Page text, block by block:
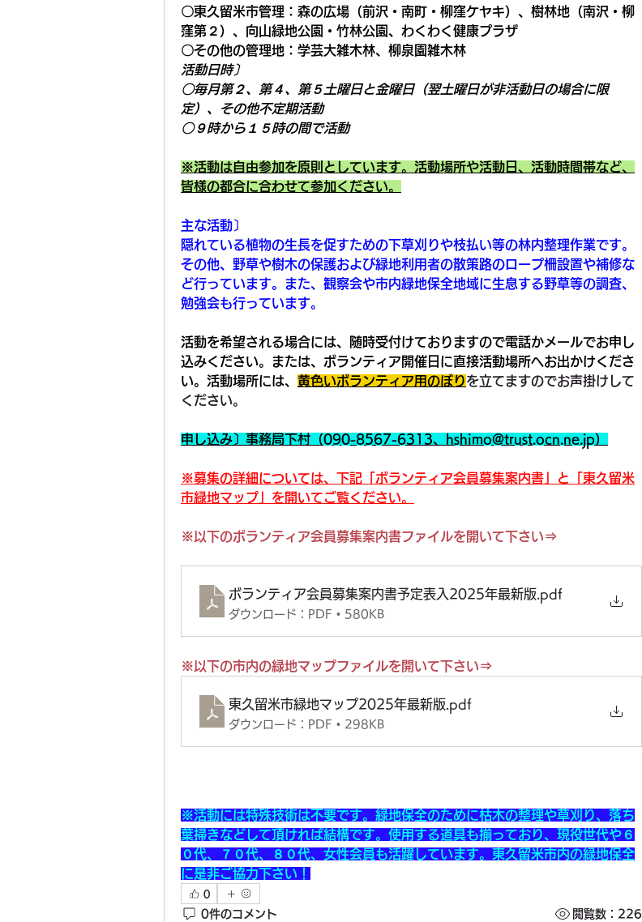
〇東久留米市管理： 森の広場（前沢・南町・柳窪ケヤキ）、樹林地（南沢・柳
窪第２）、向山緑地公園・竹林公園、わくわく健康プラザ
〇その他の管理地： 学芸大雑木林、柳泉園雑木林
活動日時〕
〇毎月第２、第４、第５土曜日と金曜日（翌土曜日が非活動日の場合に限
定）、その他不定期活動
〇９時から１５時の間で活動
※活動は自由参加を原則としています。活動場所や活動日、活動時間帯など、
皆様の都合に合わせて参加ください。
主な活動〕
隠れている植物の生長を促すための下草刈りや枝払い等の林内整理作業です。
その他、野草や樹木の保護および緑地利用者の散策路のロープ柵設置や補修な
ど行っています。また、観察会や市内緑地保全地域に生息する野草等の調査、
勉強会も行っています。
活動を希望される場合には、随時受付けておりますので電話かメールでお申し
込みください。または、ボランティア開催日に直接活動場所へお出かけくださ
い。活動場所には、 黄色いボランティア用のぼりを立てますのでお声掛けして
ください。
申し込み〕 事務局下村（090-8567-6313、hshimo@trust.ocn.ne.jp）
※募集の詳細については、下記「ボランティア会員募集案内書」と「東久留米
市緑地マップ」を開いてご覧ください。
※以下のボランティア会員募集案内書ファイルを開いて下さい⇒
ボランティア会員募集案内書予定表入2025年最新版.pdf
ダウンロード：PDF • 580KB
※以下の市内の緑地マップファイルを開いて下さい⇒
東久留米市緑地マップ2025年最新版.pdf
ダウンロード：PDF • 298KB
※活動には特殊技術は不要です。緑地保全のために枯木の整理や草刈り、落ち
葉掃きなどして頂ければ結構です。使用する道具も揃っており、現役世代や６
０代、７０代、８０代、女性会員も活躍しています。東久留米市内の緑地保全
に是非ご協力下さい！
0
0件のコメント 閲覧数：226